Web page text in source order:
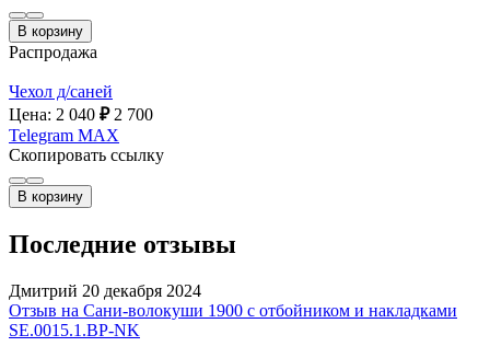
В корзину
Распродажа
Чехол д/саней
Цена: 2 040 ₽ 2 700
Telegram MAX
Скопировать ссылку
В корзину
Последние отзывы
Дмитрий 20 декабря 2024
Отзыв на Сани-волокуши 1900 с отбойником и накладками
SE.0015.1.ВР-NK